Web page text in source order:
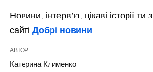
Новини, інтерв’ю, цікаві історії
сайті Добрі новини
АВТОР:
Катерина Клименко